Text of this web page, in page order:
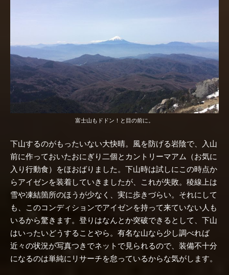
富士山もドドン！と目の前に。
下山するのがもったいない大快晴。風を防げる岩陰で、入山
前に作っておいたおにぎり二個とカントリーマアム（お気に
入り行動食）をほおばりました。下山時は試しにこの時点か
らアイゼンを装着していきましたが、これが失敗。稜線上は
雪や凍結箇所のほうが少なく、実に歩きづらい。それにして
も、このコンディションでアイゼンを持って来ていない人も
いるから驚きます。登りはなんとか突破できるとして、下山
はいったいどうすることやら。有名な山なら少し調べれば
近々の状況が写真つきでネットで見られるので、装備不十分
になるのは単純にリサーチを怠っているからな気がします。